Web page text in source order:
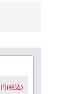
円(税込)